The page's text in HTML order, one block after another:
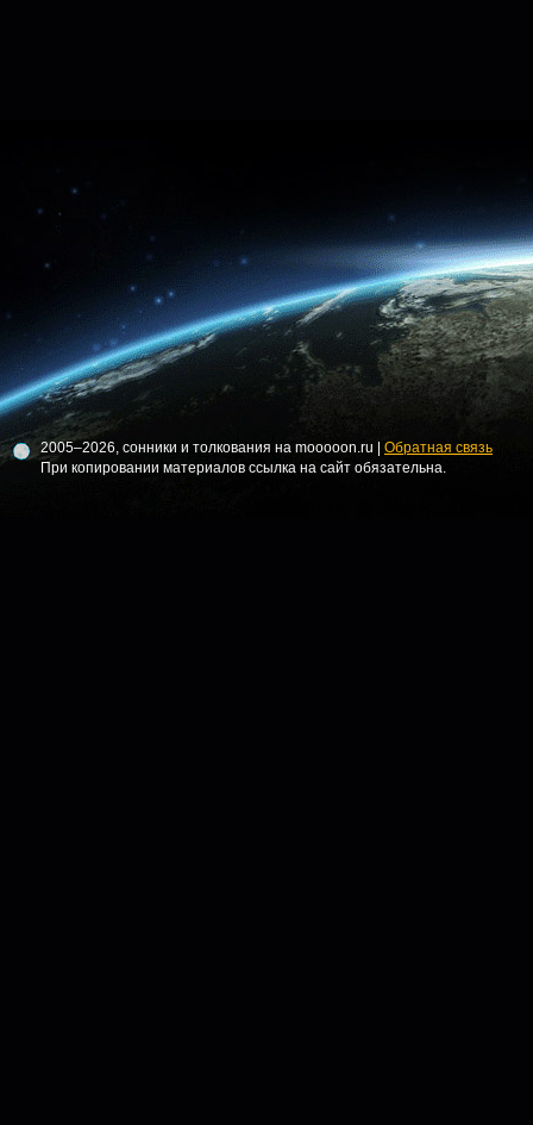
2005–2026, сонники и толкования на mooooon.ru | Обратная связь
При копировании материалов ссылка на сайт обязательна.